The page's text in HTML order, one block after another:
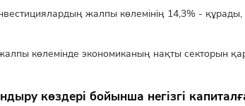
жалпы көлемінің 14,3% -
көлемінде экономиканың нақты секторын
көздері бойынша негізгі